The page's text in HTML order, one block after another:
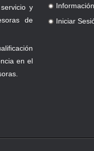
y
de
en el
.
.
Iniciar